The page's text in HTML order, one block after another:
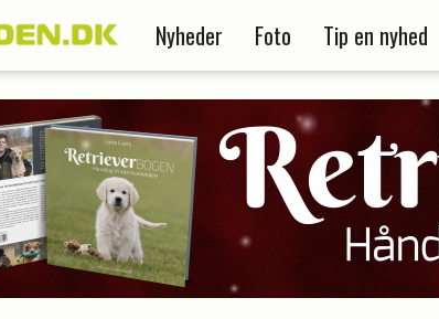
Nyheder Foto Tip en nyhed